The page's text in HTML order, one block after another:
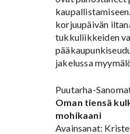
korjuupäivän
tukkuliikkeiden
jakelussa
Puutarha-
Oman tiensä
mohikaani
Avainsanat: